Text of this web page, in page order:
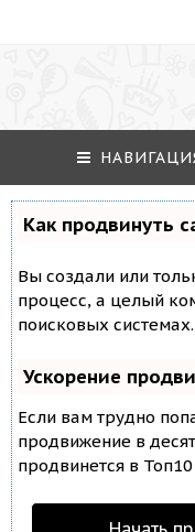
Как продвинуть
Вы создали или
процесс, а целый
поисковых системах.
Ускорение
Если вам трудно
продвижение в
продвинется в